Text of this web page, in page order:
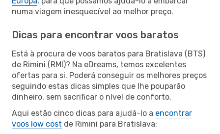
numa viagem inesquecível ao melhor preço.
Dicas para encontrar voos baratos
Está à procura de voos baratos para Bratislava (BTS)
de Rimini (RMI)? Na eDreams, temos excelentes
ofertas para si. Poderá conseguir os melhores preços
seguindo estas dicas simples que lhe pouparão
dinheiro, sem sacrificar o nível de conforto.
Aqui estão cinco dicas para ajudá-lo a encontrar
voos low cost de Rimini para Bratislava: